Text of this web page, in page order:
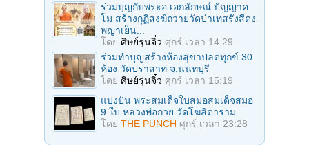
ร่วมบุญกับพระอ.เอกลักษณ์ ปัญญาค
โม สร้างกุฏิสงฆ์ถวายวัดป่าเทสรังสีดง
พญาเย็น...
โดย ศิษย์รุ่นจิ๋ว ศุกร์ เวลา 14:29
ร่วมทําบุญสร้างห้องสุขาปลดทุกข์ 30
ห้อง วัดปราสาท จ.นนทบุรี
โดย ศิษย์รุ่นจิ๋ว ศุกร์ เวลา 15:19
แบ่งปัน พระสมเด็จใบสมอสมเด็จสมอ
9 ใบ หลวงพ่อกวย วัดโฆสิตาราม
โดย THE PUNCH ศุกร์ เวลา 23:28